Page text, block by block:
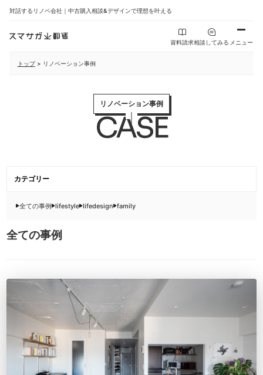
対話するリノベ会社｜中古購入相談&デザインで理想を叶える
メニュー
資料請求相談してみる
トップ> リノベーション事例
リノベーション事例
CASE
カテゴリー
全ての事例 lifestyle lifedesign family
全ての事例